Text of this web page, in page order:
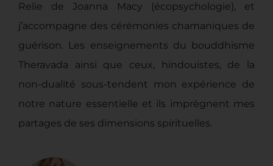
Relie de Joanna Macy (écopsychologie), et
j’accompagne des cérémonies chamaniques de
guérison. Les enseignements du bouddhisme
Theravada ainsi que ceux, hindouistes, de la
non-dualité sous-tendent mon expérience de
notre nature essentielle et ils imprègnent mes
partages de ses dimensions spirituelles.